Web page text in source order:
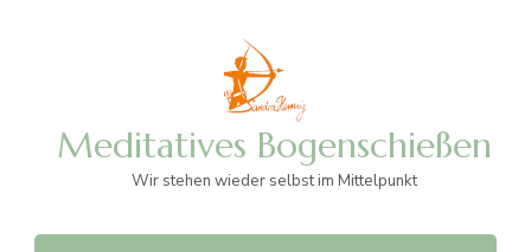
Meditatives Bogenschießen
Wir stehen wieder selbst im Mittelpunkt